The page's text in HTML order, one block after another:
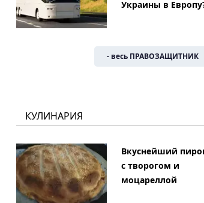
Украины в
- весь ПРАВОЗАЩИТНИК
КУЛИНАРИЯ
Вкуснейший
с творогом и
моцареллой